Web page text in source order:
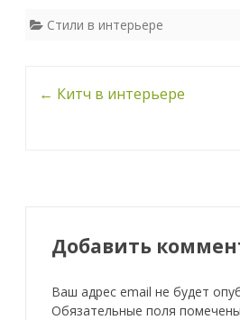
Стили в интерьере
← Китч в интерьере
Добавить
Ваш адрес email не будет
Обязательные поля помечены